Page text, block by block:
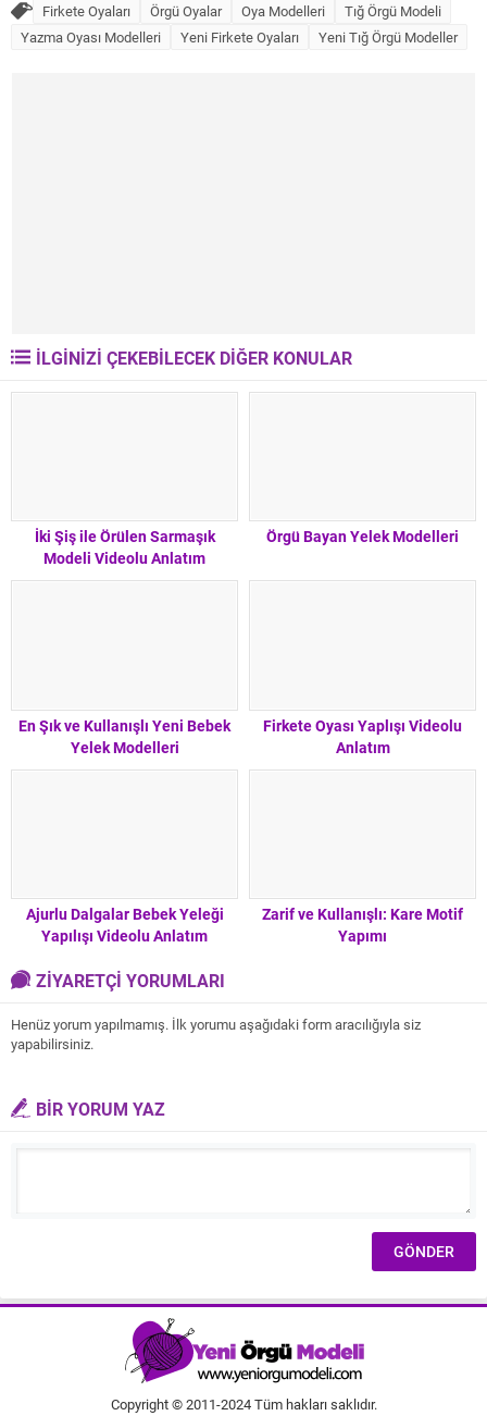
Firkete Oyaları Örgü Oyalar Oya Modelleri
Tığ Örgü Modeli
Yazma Oyası Modelleri
Yeni Firkete Oyaları Yeni Tığ Örgü Modeller
İLGİNİZİ ÇEKEBİLECEK DİĞER KONULAR
İki Şiş ile Örülen Sarmaşık
Modeli Videolu Anlatım
Örgü Bayan Yelek Modelleri
En Şık ve Kullanışlı Yeni Bebek
Yelek Modelleri
Firkete Oyası Yaplışı Videolu
Anlatım
Ajurlu Dalgalar Bebek Yeleği
Yapılışı Videolu Anlatım
Zarif ve Kullanışlı: Kare Motif
Yapımı
ZİYARETÇİ YORUMLARI
Henüz yorum yapılmamış. İlk yorumu aşağıdaki form aracılığıyla siz
yapabilirsiniz.
BİR YORUM YAZ
Copyright © 2011-2024 Tüm hakları saklıdır.